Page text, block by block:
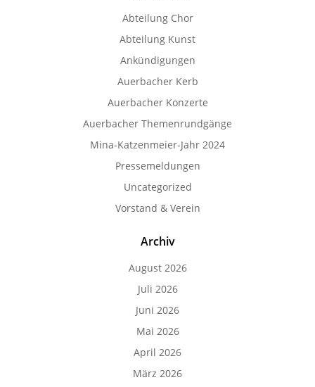
Abteilung Chor
Abteilung Kunst
Ankündigungen
Auerbacher Kerb
Auerbacher Konzerte
Auerbacher Themenrundgänge
Mina-Katzenmeier-Jahr 2024
Pressemeldungen
Uncategorized
Vorstand & Verein
Archiv
August 2026
Juli 2026
Juni 2026
Mai 2026
April 2026
März 2026